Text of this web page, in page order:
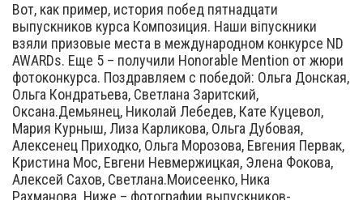
Вот, как пример, история побед пятнадцати
выпускников курса Композиция. Наши віпускники
взяли призовые места в международном конкурсе ND
AWARDs. Еще 5 – получили Honorable Mention от жюри
фотоконкурса. Поздравляем с победой: Ольга Донская,
Ольга Кондратьева, Светлана Заритский,
Оксана.Демьянец, Николай Лебедев, Кате Куцевол,
Мария Курныш, Лиза Карликова, Ольга Дубовая,
Алексенец Приходко, Ольга Морозова, Евгения Первак,
Кристина Мос, Евгени Невмержицкая, Элена Фокова,
Алексей Сахов, Светлана.Моисеенко, Ника
Рахманова. Ниже – фотографии выпускников-